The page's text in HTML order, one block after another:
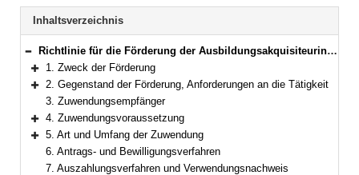
BAYERN.RECHT
letzten
Suche
Navigation
Inhaltsverzeichnis
Bereich reduzieren
Richtlinie für die Förderung der Ausbildungsakquisiteurinnen und -akquisiteure für Flüchtlinge sowie der Jobbegleiterinnen und Jobbegleiter
Bereich erweitern
1. Zweck der Förderung
Bereich erweitern
2. Gegenstand der Förderung, Anforderungen an die Tätigkeit
3. Zuwendungsempfänger
Bereich erweitern
4. Zuwendungsvoraussetzung
Bereich erweitern
5. Art und Umfang der Zuwendung
6. Antrags- und Bewilligungsverfahren
7. Auszahlungsverfahren und Verwendungsnachweis